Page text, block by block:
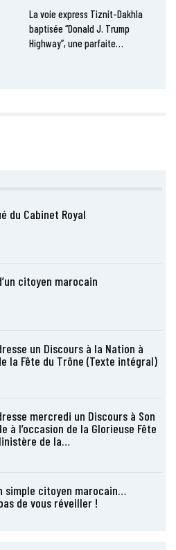
La voie express Tiznit-Dakhla
baptisée “Donald J. Trump
Highway”, une parfaite…
du Cabinet Royal
citoyen marocain
un Discours à la Nation à
la Fête du Trône (Texte intégral)
mercredi un Discours à Son
à l’occasion de la Glorieuse Fête
de la…
simple citoyen marocain…
de vous réveiller !